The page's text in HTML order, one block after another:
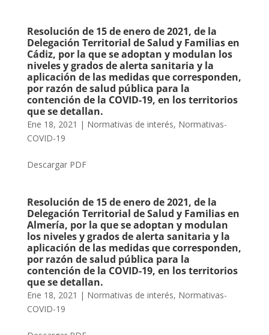
Resolución de 15 de enero de 2021, de la
Delegación Territorial de Salud y Familias en
Cádiz, por la que se adoptan y modulan los
niveles y grados de alerta sanitaria y la
aplicación de las medidas que corresponden,
por razón de salud pública para la
contención de la COVID-19, en los territorios
que se detallan.
Ene 18, 2021 | Normativas de interés, Normativas-
COVID-19
Descargar PDF
Resolución de 15 de enero de 2021, de la
Delegación Territorial de Salud y Familias en
Almería, por la que se adoptan y modulan
los niveles y grados de alerta sanitaria y la
aplicación de las medidas que corresponden,
por razón de salud pública para la
contención de la COVID-19, en los territorios
que se detallan.
Ene 18, 2021 | Normativas de interés, Normativas-
COVID-19